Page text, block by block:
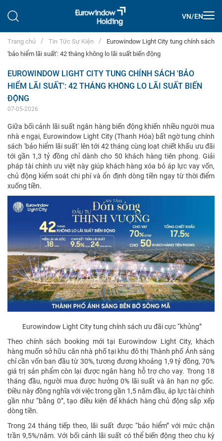
VN/EN
Trang chủ Tin Tức Sự Kiện
Eurowindow Light City tung chính sách
'bảo hiểm lãi suất': 42 tháng không lo lãi suất biến động
EUROWINDOW LIGHT CITY TUNG CHÍNH SÁCH 'BẢO
HIỂM LÃI SUẤT': 42 THÁNG KHÔNG LO LÃI SUẤT BIẾN
ĐỘNG
07-05-2026
Giữa bối cảnh lãi suất ngân hàng biến động khiến nhiều người mua
nhà e ngại, Eurowindow Light City (Thanh Hóa) bất ngờ tung chính
sách 'bảo hiểm lãi suất' lên tới 42 tháng cùng loạt chiết khấu ưu đãi
tới gần 1,3 tỷ đồng chỉ dành cho 50 khách hàng tiên phong. Giải
pháp tài chính ưu việt này giúp khách hàng xóa bỏ áp lực vay vốn,
chủ động kiểm soát chi phí và ổn định dòng tiền ngay từ thời điểm
xuống tiền.
Eurowindow Light City tung chính sách ưu đãi cực “khủng”
Theo chính sách booking mới tại Eurowindow Light City, khách
hàng muốn sở hữu căn nhà phố tại khu đô thị Thành phố Ánh sáng
chỉ cần vốn ban đầu từ 30%, tương đương khoảng 1,9 tỷ đồng, 70%
giá trị sản phẩm còn lại được ngân hàng hỗ trợ cho vay. Trong 18
tháng đầu, người mua được hưởng 0% lãi suất và ân hạn nợ gốc.
Điều này đồng nghĩa với việc trong gần 1,5 năm đầu, áp lực tài chính
gần như “bằng 0”, tạo điều kiện để khách hàng chủ động sắp xếp
dòng tiền.
Trong 24 tháng tiếp theo, lãi suất được “bảo hiểm” với mức chặn
trần 9,5%/năm. Với bối cảnh lãi suất có thể biến động theo chu kỳ